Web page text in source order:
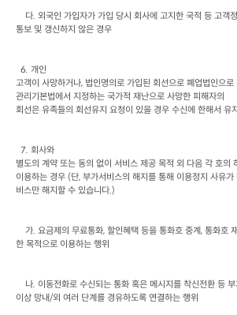
다. 외국인 가입자가 가입 당시 회사에 고지한 국적 등 고객
통보 및 갱신하지 않은 경우
  6.
개인
고객이 사망하거나, 법인명의로 가입된 회선으로 폐업법인으로
관리기본법에서 지정하는 국가적 재난으로 사망한 피해자의
회선은 유족들의 회선유지 요청이 있을 경우 수신에 한해서 유
  7.
회사와
별도의 계약 또는 동의 없이 서비스 제공 목적 외 다음 각 호의
이용하는 경우 (단, 부가서비스의 해지를 통해 이용정지 사유가
비스만 해지할 수 있습니다.)
가. 요금제의 무료통화, 할인혜택 등을 통화호 중계 , 통화호
한 목적으로 이용하는 행위
나. 이동전화로 수신되는 통화 혹은 메시지를 착신전환 등
이상 망내/외 여러 단계를 경유하도록 연결하는 행위